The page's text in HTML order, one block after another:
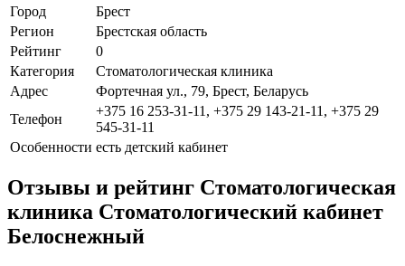
Город
Брест
Регион
Брестская область
Рейтинг
0
Категория
Стоматологическая клиника
Адрес
Фортечная ул., 79, Брест, Беларусь
Телефон
+375 16 253-31-11, +375 29 143-21-11, +375 29
545-31-11
Особенности есть детский кабинет
Отзывы и рейтинг Стоматологическая
клиника Стоматологический кабинет
Белоснежный